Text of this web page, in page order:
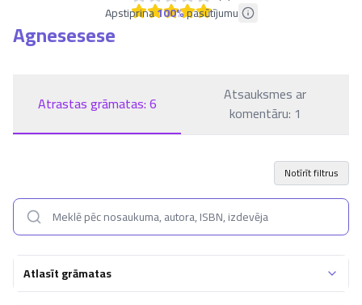
Apstiprina100%pasūtījumu
Agnesesese
Atrastas grāmatas:6
Atsauksmes ar
komentāru: 1
Notīrīt filtrus
Atlasīt grāmatas